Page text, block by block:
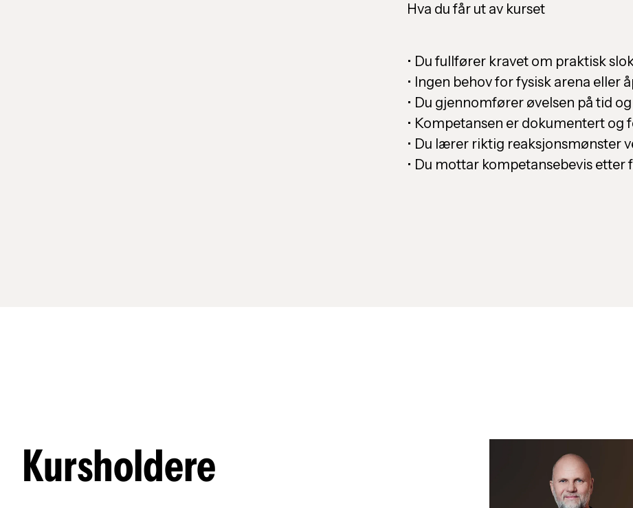
Hva du får ut av kurset
• Du fullfører kravet om praktisk
• Ingen behov for fysisk arena eller
• Du gjennomfører øvelsen på tid
• Kompetansen er dokumentert
• Du lærer riktig reaksjonsmønster
• Du mottar kompetansebevis etter
Kursholdere